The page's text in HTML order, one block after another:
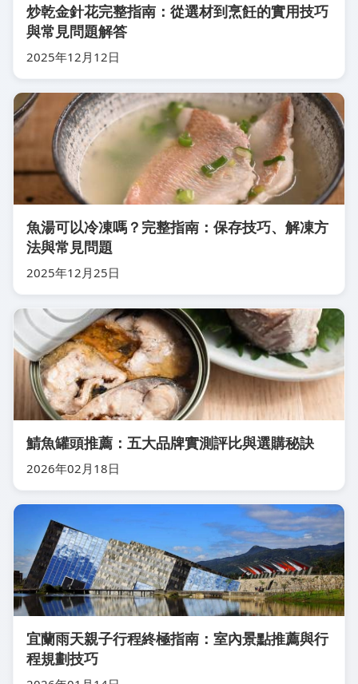
炒乾金針花完整指南：從選材到烹飪的實用技巧
與常見問題解答
2025年12月12日
魚湯可以冷凍嗎？完整指南：保存技巧、解凍方
法與常見問題
2025年12月25日
鯖魚罐頭推薦：五大品牌實測評比與選購秘訣
2026年02月18日
宜蘭雨天親子行程終極指南：室內景點推薦與行
程規劃技巧